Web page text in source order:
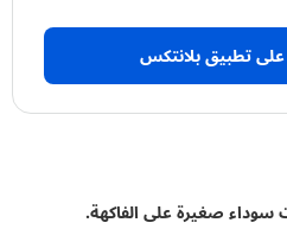
بلانتكس
صغيرة على الفاكهة.